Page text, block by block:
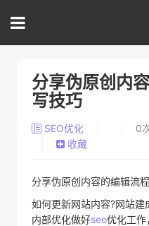
分享伪原创内
写技巧
SEO优化 0
收藏
分享伪原创内容的编辑流
如何更新网站内容?网站
内部优化做好seo优化工作